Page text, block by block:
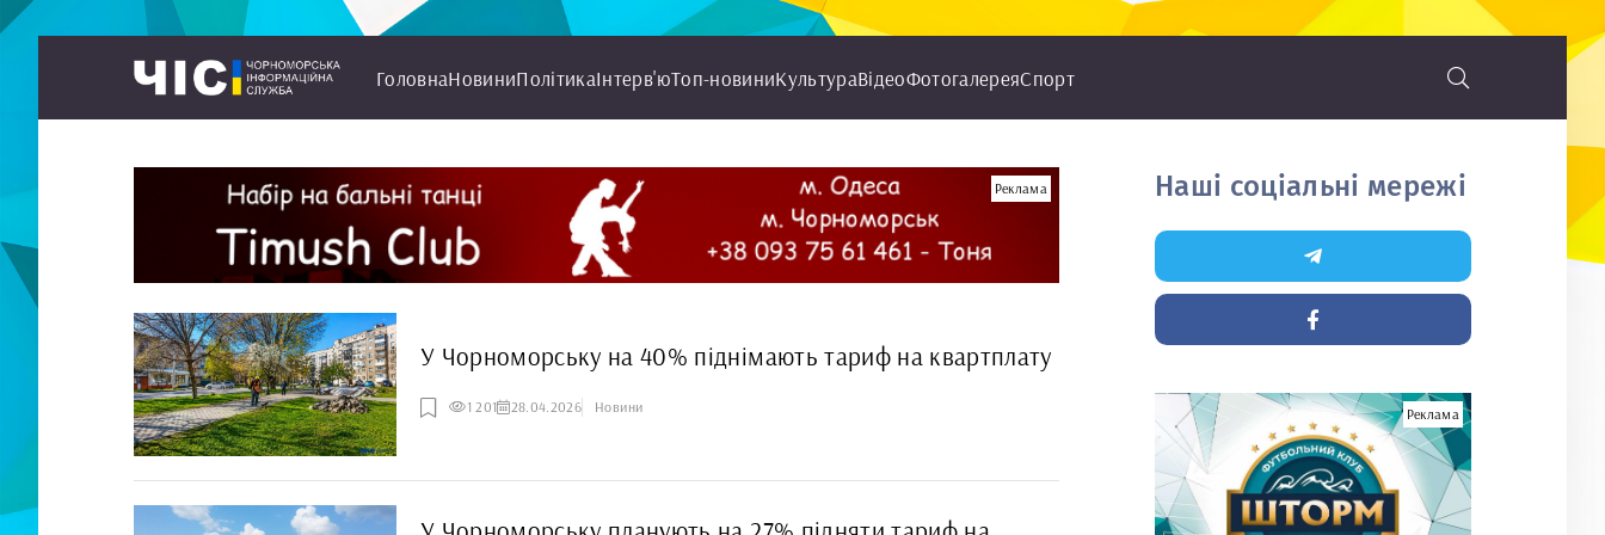
ГоловнаНовиниПолітикаІнтерв'юТоп-новиниКультураВідеоФотогалереяСпорт
Реклама
У Чорноморську на 40% піднімають тариф на квартплату
1 201 28.04.2026 Новини
Наші соціальні мережі
Реклама